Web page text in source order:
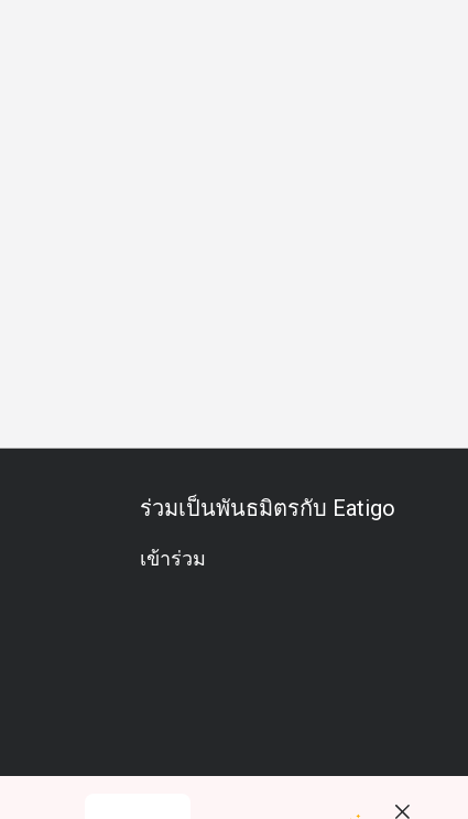
ร่วมเป็นพันธมิตรกับ Eatigo
เข้าร่วม